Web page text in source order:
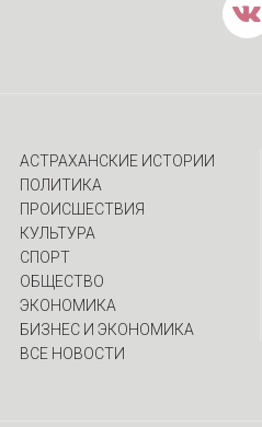
АСТРАХАНСКИЕ ИСТОРИИ
ПОЛИТИКА
ПРОИСШЕСТВИЯ
КУЛЬТУРА
СПОРТ
ОБЩЕСТВО
ЭКОНОМИКА
БИЗНЕС И ЭКОНОМИКА
ВСЕ НОВОСТИ